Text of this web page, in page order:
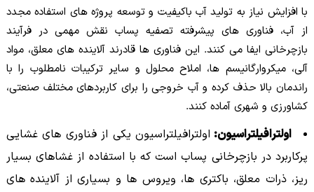
با افزایش نیاز به تولید آب باکیفیت و توسعه پروژه های استفاده مجدد
از آب، فناوری های پیشرفته تصفیه پساب نقش مهمی در فرآیند
بازچرخانی ایفا می کنند. این فناوری ها قادرند آلاینده های معلق، مواد
آلی، میکروارگانیسم ها، املاح محلول و سایر ترکیبات نامطلوب را با
راندمان بالا حذف کرده و آب خروجی را برای کاربردهای مختلف صنعتی،
کشاورزی و شهری آماده کنند.
اولترافیلتراسیون: اولترافیلتراسیون یکی از فناوری های غشایی
پرکاربرد در بازچرخانی پساب است که با استفاده از غشاهای بسیار
ریز، ذرات معلق، باکتری ها، ویروس ها و بسیاری از آلاینده های